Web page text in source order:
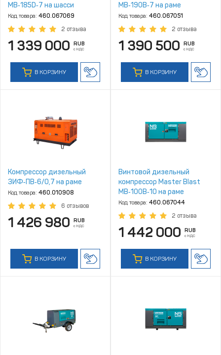
MB‑185D‑7 на шасси
Код товара: 460.067069
2 отзыва
1 339 000 RUB
с НДС
В КОРЗИНУ
MB‑190B‑7 на раме
Код товара: 460.067051
2 отзыва
1 390 500 RUB
с НДС
В КОРЗИНУ
Компрессор дизельный
ЗИФ‑ПВ‑6/0,7 на раме
Код товара: 460.010908
6 отзывов
1 426 980 RUB
с НДС
В КОРЗИНУ
Винтовой дизельный
компрессор Master Blast
MB‑100В‑10 на раме
Код товара: 460.067044
2 отзыва
1 442 000 RUB
с НДС
В КОРЗИНУ